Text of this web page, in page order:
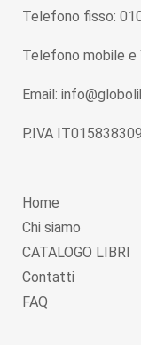
Telefono fisso:
Telefono mobile e
Email:
P.IVA
Home
Chi siamo
CATALOGO LIBRI
Contatti
FAQ